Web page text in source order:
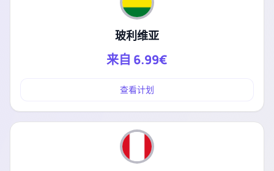
玻利维亚
来自 6.99€
查看计划